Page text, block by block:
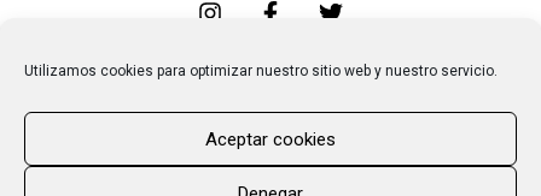
Utilizamos cookies para optimizar nuestro sitio web y nuestro servicio.
Aceptar cookies